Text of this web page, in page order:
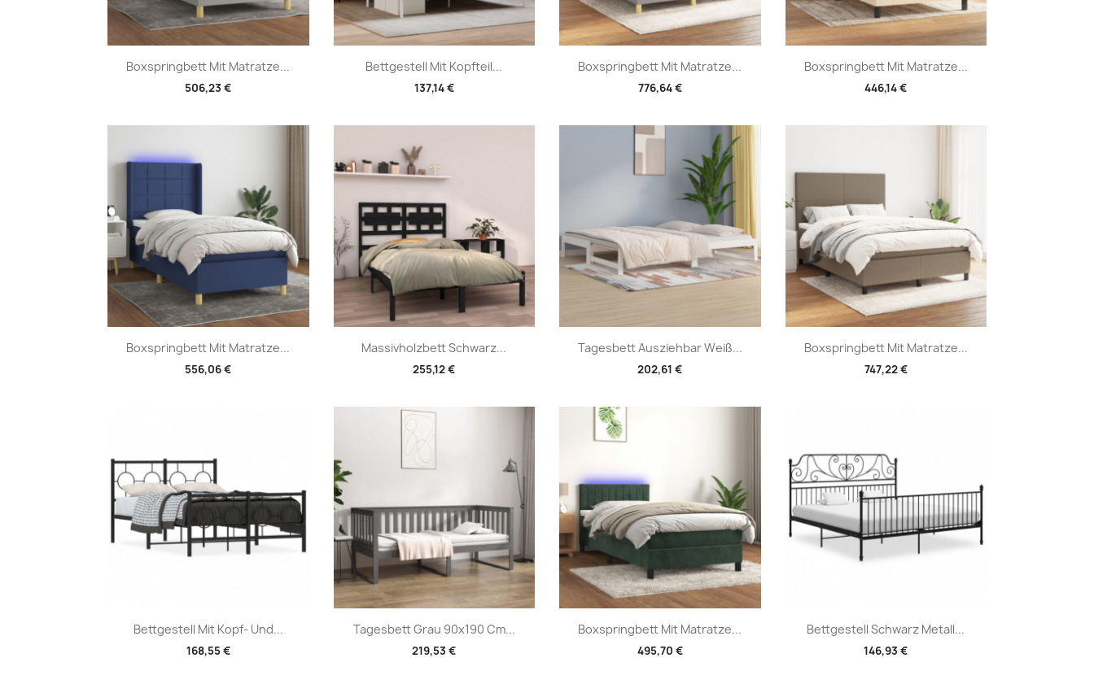
Boxspringbett Mit Matratze...
506,23 €
Vorschau Bettgestell Mit Kopfteil...
137,14 €
Vorschau Boxspringbett Mit Matratze...
776,64 €
Vorschau Boxspringbett Mit Matratze...
446,14 €
Vorschau
Boxspringbett Mit Matratze...
556,06 €
Vorschau Massivholzbett Schwarz...
255,12 €
Vorschau Tagesbett Ausziehbar Weiß...
202,61 €
Vorschau Boxspringbett Mit Matratze...
747,22 €
Vorschau
Bettgestell Mit Kopf- Und...
168,55 €
Vorschau Tagesbett Grau 90x190 Cm...
219,53 €
Vorschau Boxspringbett Mit Matratze...
495,70 €
Vorschau Bettgestell Schwarz Metall...
146,93 €
Vorschau